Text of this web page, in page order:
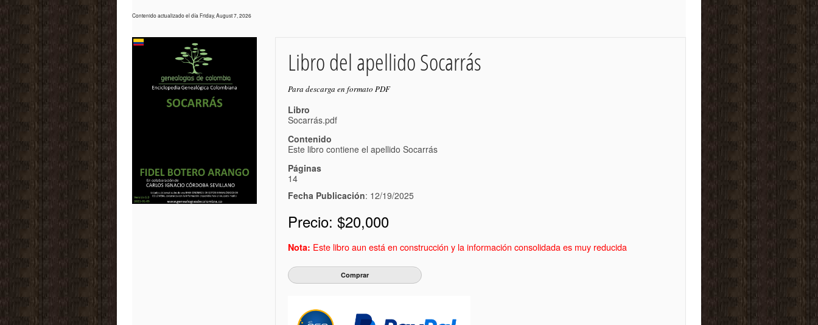
Contenido actualizado el día Friday, August 7, 2026
Libro del apellido Socarrás
Para descarga en formato PDF
Libro
Socarrás.pdf
Contenido
Este libro contiene el apellido Socarrás
Páginas
14
Fecha Publicación: 12/19/2025
Precio: $20,000
Nota: Este libro aun está en construcción y la información consolidada es muy reducida